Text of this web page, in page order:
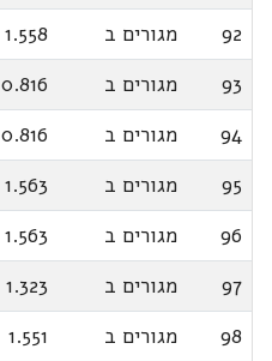
92
מגורים ב 1.558
93
מגורים ב 0.816
94
מגורים ב 0.816
95
מגורים ב 1.563
96
מגורים ב 1.563
97
מגורים ב 1.323
98
מגורים ב 1.551